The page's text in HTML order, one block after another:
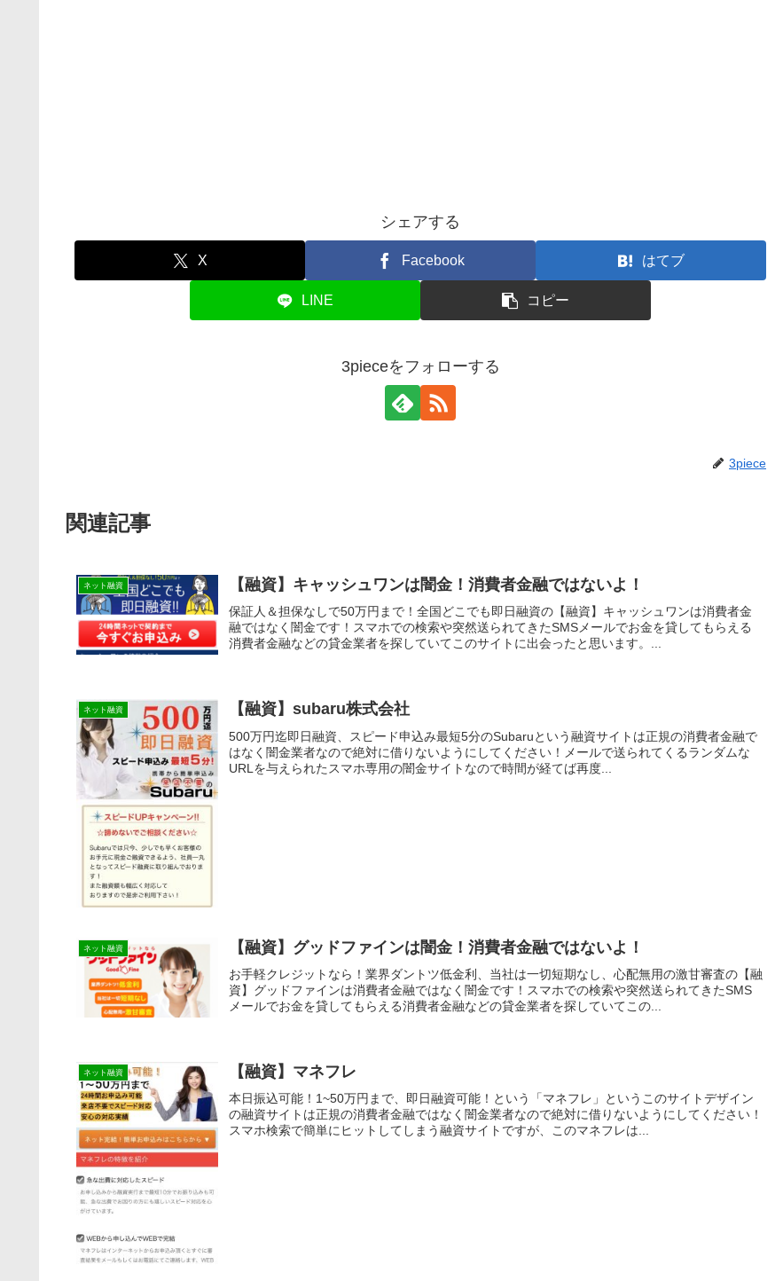
シェアする
X Facebook はてブ
LINE コピー
3pieceをフォローする
3piece
関連記事
ネット融資 【融資】キャッシュワンは闇金！消費者金融ではないよ！
保証人＆担保なしで50万円まで！全国どこでも即日融資の【融資】キャッシュワンは消費者金
融ではなく闇金です！スマホでの検索や突然送られてきたSMSメールでお金を貸してもらえる
消費者金融などの貸金業者を探していてこのサイトに出会ったと思います。...
ネット融資 【融資】subaru株式会社
500万円迄即日融資、スピード申込み最短5分のSubaruという融資サイトは正規の消費者金融で
はなく闇金業者なので絶対に借りないようにしてください！メールで送られてくるランダムな
URLを与えられたスマホ専用の闇金サイトなので時間が経てば再度...
ネット融資 【融資】グッドファインは闇金！消費者金融ではないよ！
お手軽クレジットなら！業界ダントツ低金利、当社は一切短期なし、心配無用の激甘審査の【融
資】グッドファインは消費者金融ではなく闇金です！スマホでの検索や突然送られてきたSMS
メールでお金を貸してもらえる消費者金融などの貸金業者を探していてこの...
ネット融資 【融資】マネフレ
本日振込可能！1~50万円まで、即日融資可能！という「マネフレ」というこのサイトデザイン
の融資サイトは正規の消費者金融ではなく闇金業者なので絶対に借りないようにしてください！
スマホ検索で簡単にヒットしてしまう融資サイトですが、このマネフレは...